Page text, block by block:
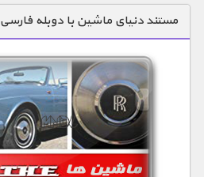
دنیای خوراکی ها
زمین شناسی / محیط زیست
سازه/ معماری/ مهندسی
سرگرمی
شناخت کودکان
طبیعت
مستند دنیای ماشین با دوبله فارسی